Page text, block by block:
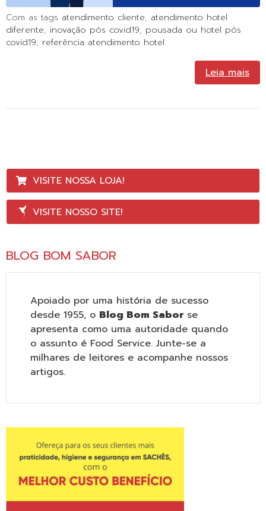
Com as tags atendimento cliente, atendimento hotel
diferente, inovação pós covid19, pousada ou hotel pós
covid19, referência atendimento hotel
Leia mais
VISITE NOSSA LOJA!
VISITE NOSSO SITE!
BLOG BOM SABOR
Apoiado por uma história de sucesso
desde 1955, o Blog Bom Sabor se
apresenta como uma autoridade quando
o assunto é Food Service. Junte-se a
milhares de leitores e acompanhe nossos
artigos.